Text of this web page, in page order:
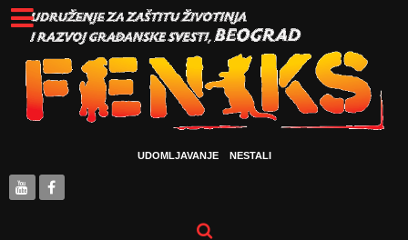
UDOMLJAVANJE NESTALI